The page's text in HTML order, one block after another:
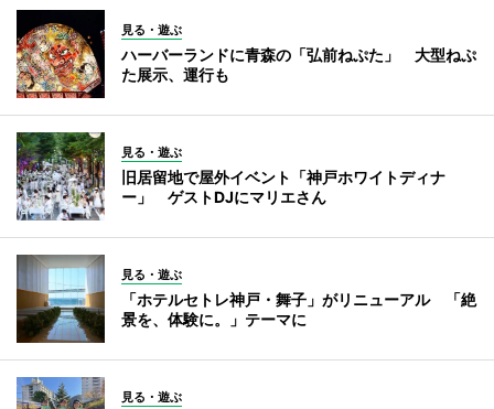
見る・遊ぶ
ハーバーランドに青森の「弘前ねぷた」 大型ねぷ
た展示、運行も
見る・遊ぶ
旧居留地で屋外イベント「神戸ホワイトディナ
ー」 ゲストDJにマリエさん
見る・遊ぶ
「ホテルセトレ神戸・舞子」がリニューアル 「絶
景を、体験に。」テーマに
見る・遊ぶ